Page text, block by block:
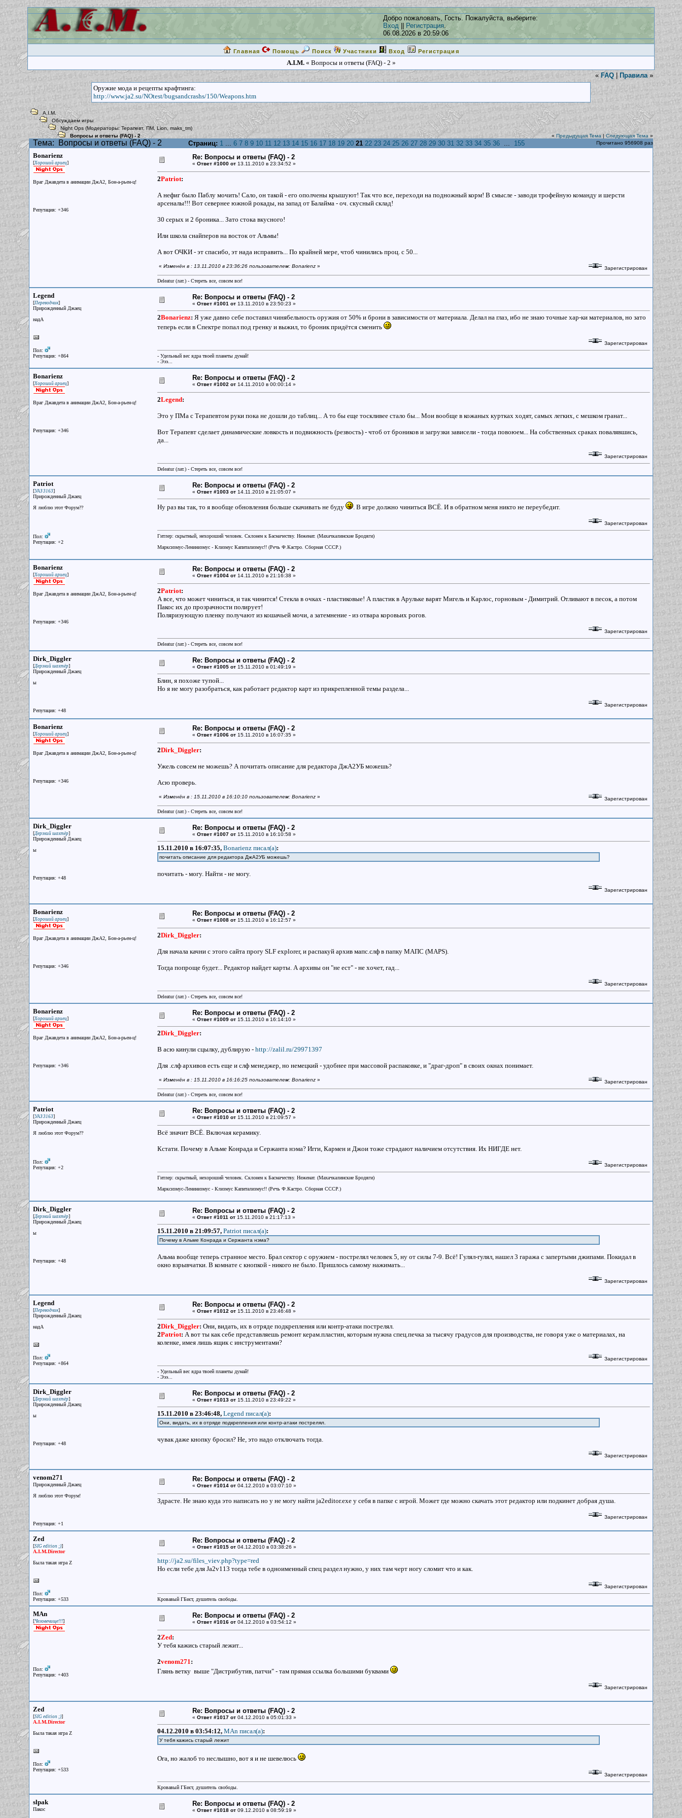
Добро пожаловать, Гость. Пожалуйста, выберите:
Вход
Регистрация.
06.08.2026 в 20:59:06
Главная Помощь Поиск Участники Вход Регистрация
A.I.M.« Вопросы и ответы (FAQ) - 2 »
« FAQ | Правила »
Оружие мода и рецепты крафтинга:
http://www.ja2.su/NOtest/bugsandcrashs/150/Weapons.htm
A.I.M.
Обсуждаем игры
Night Ops (Модераторы: Терапевт, ПМ ,Lion maks_tm)
Вопросы и ответы (FAQ) - 2
« Предыдущая Тема | Следующая Тема »
Тема: Вопросы и ответы (FAQ) - 2 Страниц: 1 ... 6 7 8 9 10 11 12 13 14 15 16 17 18 19 20 21 22 23 24 25 26 27 28 29 30 31 32 33 34 35 36 ... 155 Прочитано 956908 раз
Bonarienz
[Хороший ариец]
Враг Джавдета в анимации ДжА2, Бон-а-рьен-ц!
Репутация: +346
Re: Вопросы и ответы (FAQ) - 2
« Ответ #1000 от 13.11.2010 в 23:34:52 »
2Patriot:
А нефиг было Паблу мочить! Сало, он такой - его ополчены крышуют! Так что все, переходи на подножный корм! В смысле - заводи трофейную команду и шерсти
арсеналы!!! Вот севернее южной рокады, на запад от Балайма - оч. скусный склад!
30 серых и 2 броника... Зато стока вкусного!
Или школа снайперов на восток от Альмы!
А вот ОЧКИ - эт спасибо, эт нада исправить... По крайней мере, чтоб чинились проц. с 50...
« Изменён в : 13.11.2010 в 23:36:26 пользователем: Bonarienz » Зарегистрирован
Deleatur (лат.) - Стереть все, совсем все!
Legend
[Переводчик]
Прирожденный Джаец
надА
Пол:
Репутация: +864
Re: Вопросы и ответы (FAQ) - 2
« Ответ #1001 от 13.11.2010 в 23:50:23 »
2Bonarienz: Я уже давно себе поставил чинябельность оружия от 50% и брони в зависимости от материала. Делал на глаз, ибо не знаю точные хар-ки материалов, но зато
теперь если в Спектре попал под гренку и выжил, то броник придётся сменить
Зарегистрирован
- Удельный вес ядра твоей планеты думай!
- Эээ...
Bonarienz
[Хороший ариец]
Враг Джавдета в анимации ДжА2, Бон-а-рьен-ц!
Репутация: +346
Re: Вопросы и ответы (FAQ) - 2
« Ответ #1002 от 14.11.2010 в 00:00:14 »
2Legend:
Это у ПМа с Терапевтом руки пока не дошли до таблиц... А то бы еще тоскливее стало бы... Мои вообще в кожаных куртках ходят, самых легких, с мешком гранат...
Вот Терапевт сделает динамические ловкость и подвижность (резвость) - чтоб от броников и загрузки зависели - тогда повоюем... На собственных сраках повалявшись,
да...
Зарегистрирован
Deleatur (лат.) - Стереть все, совсем все!
Patriot
[УАЗ 3163]
Прирожденный Джаец
Я люблю этот Форум??
Пол:
Репутация: +2
Re: Вопросы и ответы (FAQ) - 2
« Ответ #1003 от 14.11.2010 в 21:05:07 »
Ну раз вы так, то я вообще обновления больше скачивать не буду . В игре должно чиниться ВСЁ. И в обратном меня никто не переубедит.
Зарегистрирован
Гитлер: скрытный, нехороший человек. Склонен к Басмачеству. Неженат. (Махачкалинские Бродяги)
Марксизмус-Ленинизмус - Клизмус Капитализмус!! (Речь Ф.Кастро. Сборная СССР.)
Bonarienz
[Хороший ариец]
Враг Джавдета в анимации ДжА2, Бон-а-рьен-ц!
Репутация: +346
Re: Вопросы и ответы (FAQ) - 2
« Ответ #1004 от 14.11.2010 в 21:16:38 »
2Patriot:
А все, что может чиниться, и так чинится! Стекла в очках - пластиковые! А пластик в Арульке варят Мигель и Карлос, горновым - Димитрий. Отливают в песок, а потом
Пакос их до прозрачности полирует!
Поляризующую пленку получают из кошачьей мочи, а затемнение - из отвара коровьих рогов.
Зарегистрирован
Deleatur (лат.) - Стереть все, совсем все!
Dirk_Diggler
[Дерзкий шахтёр]
Прирожденный Джаец
ы
Репутация: +48
Re: Вопросы и ответы (FAQ) - 2
« Ответ #1005 от 15.11.2010 в 01:49:19 »
Блин, я похоже тупой...
Но я не могу разобраться, как работает редактор карт из прикрепленной темы раздела...
Зарегистрирован
Bonarienz
[Хороший ариец]
Враг Джавдета в анимации ДжА2, Бон-а-рьен-ц!
Репутация: +346
Re: Вопросы и ответы (FAQ) - 2
« Ответ #1006 от 15.11.2010 в 16:07:35 »
2Dirk_Diggler:
Ужель совсем не можешь? А почитать описание для редактора ДжА2УБ можешь?
Асю проверь.
« Изменён в : 15.11.2010 в 16:10:10 пользователем: Bonarienz » Зарегистрирован
Deleatur (лат.) - Стереть все, совсем все!
Dirk_Diggler
[Дерзкий шахтёр]
Прирожденный Джаец
ы
Репутация: +48
Re: Вопросы и ответы (FAQ) - 2
« Ответ #1007 от 15.11.2010 в 16:10:58 »
15.11.2010 в 16:07:35, Bonarienz писал(a):
почитать описание для редактора ДжА2УБ можешь?
почитать - могу. Найти - не могу.
Зарегистрирован
Bonarienz
[Хороший ариец]
Враг Джавдета в анимации ДжА2, Бон-а-рьен-ц!
Репутация: +346
Re: Вопросы и ответы (FAQ) - 2
« Ответ #1008 от 15.11.2010 в 16:12:57 »
2Dirk_Diggler:
Для начала качни с этого сайта прогу SLF explorer, и распакуй архив мапс.слф в папку МАПС (MAPS).
Тогда попроще будет... Редактор найдет карты. А архивы он "не ест" - не хочет, гад...
Зарегистрирован
Deleatur (лат.) - Стереть все, совсем все!
Bonarienz
[Хороший ариец]
Враг Джавдета в анимации ДжА2, Бон-а-рьен-ц!
Репутация: +346
Re: Вопросы и ответы (FAQ) - 2
« Ответ #1009 от 15.11.2010 в 16:14:10 »
2Dirk_Diggler:
В асю кинули сцылку, дублирую - http://zalil.ru/29971397
Для .слф архивов есть еще и слф менеджер, но немецкий - удобнее при массовой распаковке, и "драг-дроп" в своих окнах понимает.
« Изменён в : 15.11.2010 в 16:16:25 пользователем: Bonarienz » Зарегистрирован
Deleatur (лат.) - Стереть все, совсем все!
Patriot
[УАЗ 3163]
Прирожденный Джаец
Я люблю этот Форум??
Пол:
Репутация: +2
Re: Вопросы и ответы (FAQ) - 2
« Ответ #1010 от 15.11.2010 в 21:09:57 »
Всё значит ВСЁ. Включая керамику.
Кстати. Почему в Альме Конрада и Сержанта нэма? Игги, Кармен и Джои тоже страдают наличием отсутствия. Их НИГДЕ нет.
Зарегистрирован
Гитлер: скрытный, нехороший человек. Склонен к Басмачеству. Неженат. (Махачкалинские Бродяги)
Марксизмус-Ленинизмус - Клизмус Капитализмус!! (Речь Ф.Кастро. Сборная СССР.)
Dirk_Diggler
[Дерзкий шахтёр]
Прирожденный Джаец
ы
Репутация: +48
Re: Вопросы и ответы (FAQ) - 2
« Ответ #1011 от 15.11.2010 в 21:17:13 »
15.11.2010 в 21:09:57, Patriot писал(a):
Почему в Альме Конрада и Сержанта нэма?
Альма вообще теперь странное место. Брал сектор с оружием - пострелял человек 5, ну от силы 7-9. Всё! Гулял-гулял, нашел 3 гаража с запертыми джипами. Покидал в
окно взрывчатки. В комнате с кнопкой - никого не было. Пришлось самому нажимать...
Зарегистрирован
Legend
[Переводчик]
Прирожденный Джаец
надА
Пол:
Репутация: +864
Re: Вопросы и ответы (FAQ) - 2
« Ответ #1012 от 15.11.2010 в 23:46:48 »
2Dirk_Diggler: Они, видать, их в отряде подкрепления или контр-атаки пострелял.
2Patriot: А вот ты как себе представляешь ремонт керам.пластин, которым нужна спец.печка за тысячу градусов для производства, не говоря уже о материалах, на
коленке, имея лишь ящик с инструментами?
Зарегистрирован
- Удельный вес ядра твоей планеты думай!
- Эээ...
Dirk_Diggler
[Дерзкий шахтёр]
Прирожденный Джаец
ы
Репутация: +48
Re: Вопросы и ответы (FAQ) - 2
« Ответ #1013 от 15.11.2010 в 23:49:22 »
15.11.2010 в 23:46:48, Legend писал(a):
Они, видать, их в отряде подкрепления или контр-атаки пострелял.
чувак даже кнопку бросил? Не, это надо отключать тогда.
Зарегистрирован
venom271
Прирожденный Джаец
Я люблю этот Форум!
Репутация: +1
Re: Вопросы и ответы (FAQ) - 2
« Ответ #1014 от 04.12.2010 в 03:07:10 »
Здрасте. Не знаю куда это написать но у не могу найти ja2editor.exe у себя в папке с игрой. Может где можно скачать этот редактор или подкинет добрая душа.
Зарегистрирован
Zed
[SIG edition ;)]
A.I.M.Director
Была такая игра Z
Пол:
Репутация: +533
Re: Вопросы и ответы (FAQ) - 2
« Ответ #1015 от 04.12.2010 в 03:38:26 »
http://ja2.su/files_viev.php?type=red
Но если тебе для Ja2v113 тогда тебе в одноименный спец раздел нужно, у них там черт ногу сломит что и как.
Зарегистрирован
Кровавый ГБист, душитель свободы.
MAn
[Человечище!!!]
Пол:
Репутация: +403
Re: Вопросы и ответы (FAQ) - 2
« Ответ #1016 от 04.12.2010 в 03:54:12 »
2Zed:
У тебя кажись старый лежит...
2venom271:
Глянь ветку выше "Дистрибутив, патчи" - там прямая ссылка большими буквами
Зарегистрирован
Zed
[SIG edition ;)]
A.I.M.Director
Была такая игра Z
Пол:
Репутация: +533
Re: Вопросы и ответы (FAQ) - 2
« Ответ #1017 от 04.12.2010 в 05:01:33 »
04.12.2010 в 03:54:12, MAn писал(a):
У тебя кажись старый лежит
Ога, но жалоб то неслышно, вот я и не шевелюсь
Зарегистрирован
Кровавый ГБист, душитель свободы.
slpak
Пакос
Re: Вопросы и ответы (FAQ) - 2
« Ответ #1018 от 09.12.2010 в 08:59:19 »